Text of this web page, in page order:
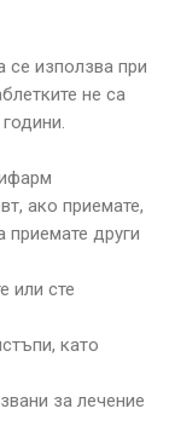
използва при
не са
ако приемате,
други
или сте
като
за лечение